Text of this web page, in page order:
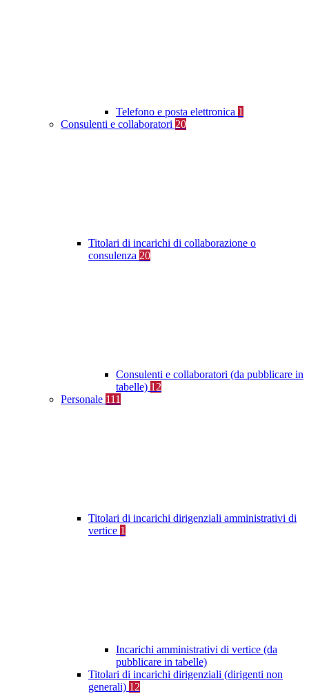
Telefono e posta elettronica 1
Consulenti e collaboratori 20
Titolari di incarichi di collaborazione o
consulenza 20
Consulenti e collaboratori (da pubblicare in
tabelle) 12
Personale 111
Titolari di incarichi dirigenziali amministrativi di
vertice 1
Incarichi amministrativi di vertice (da
pubblicare in tabelle)
Titolari di incarichi dirigenziali (dirigenti non
generali) 12